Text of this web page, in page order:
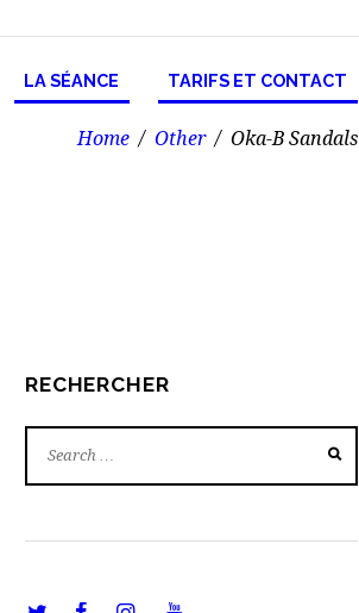
LA SÉANCE TARIFS ET CONTACT
Home Other Oka-B Sandals
RECHERCHER